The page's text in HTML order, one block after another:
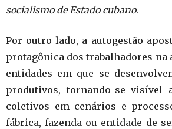
socialismo de Estado cubano.
Por outro lado, a autogestão
protagônica dos trabalhadores na
entidades em que se
produtivos, tornando-se visível
coletivos em cenários e
fábrica, fazenda ou entidade de